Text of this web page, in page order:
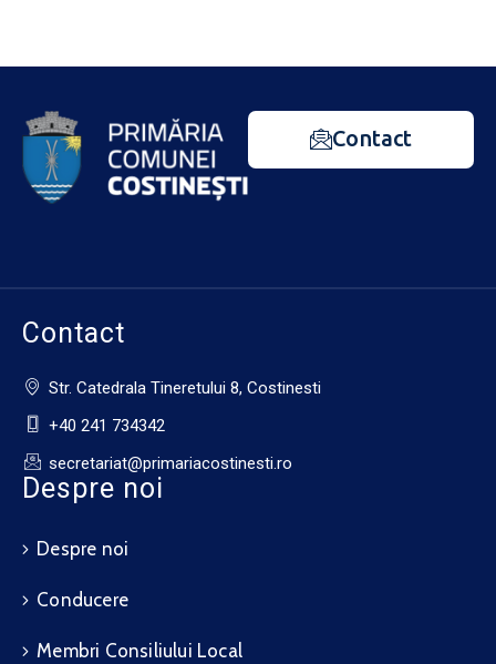
Contact
Contact
Str. Catedrala Tineretului 8, Costinesti
+40 241 734342
secretariat@primariacostinesti.ro​
Despre noi
Despre noi
Conducere
Membri Consiliului Local